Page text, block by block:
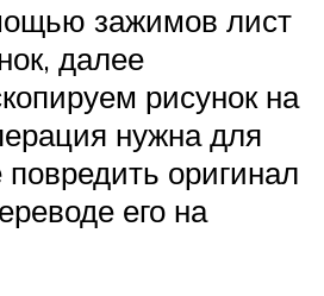
зажимов лист
далее
рисунок на
нужна для
повредить оригинал
его на